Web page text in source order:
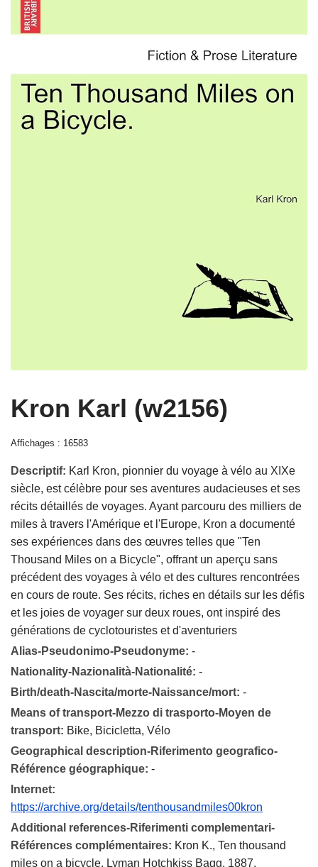
Kron Karl (w2156)
Affichages : 16583
Descriptif: Karl Kron, pionnier du voyage à vélo au XIXe
siècle, est célèbre pour ses aventures audacieuses et ses
récits détaillés de voyages. Ayant parcouru des milliers de
miles à travers l'Amérique et l'Europe, Kron a documenté
ses expériences dans des œuvres telles que "Ten
Thousand Miles on a Bicycle", offrant un aperçu sans
précédent des voyages à vélo et des cultures rencontrées
en cours de route. Ses récits, riches en détails sur les défis
et les joies de voyager sur deux roues, ont inspiré des
générations de cyclotouristes et d'aventuriers
Alias-Pseudonimo-Pseudonyme: -
Nationality-Nazionalità-Nationalité: -
Birth/death-Nascita/morte-Naissance/mort: -
Means of transport-Mezzo di trasporto-Moyen de
transport: Bike, Bicicletta, Vélo
Geographical description-Riferimento geografico-
Référence géographique: -
Internet:
https://archive.org/details/tenthousandmiles00kron
Additional references-Riferimenti complementari-
Références complémentaires: Kron K., Ten thousand
miles on a bicycle, Lyman Hotchkiss Bagg, 1887.